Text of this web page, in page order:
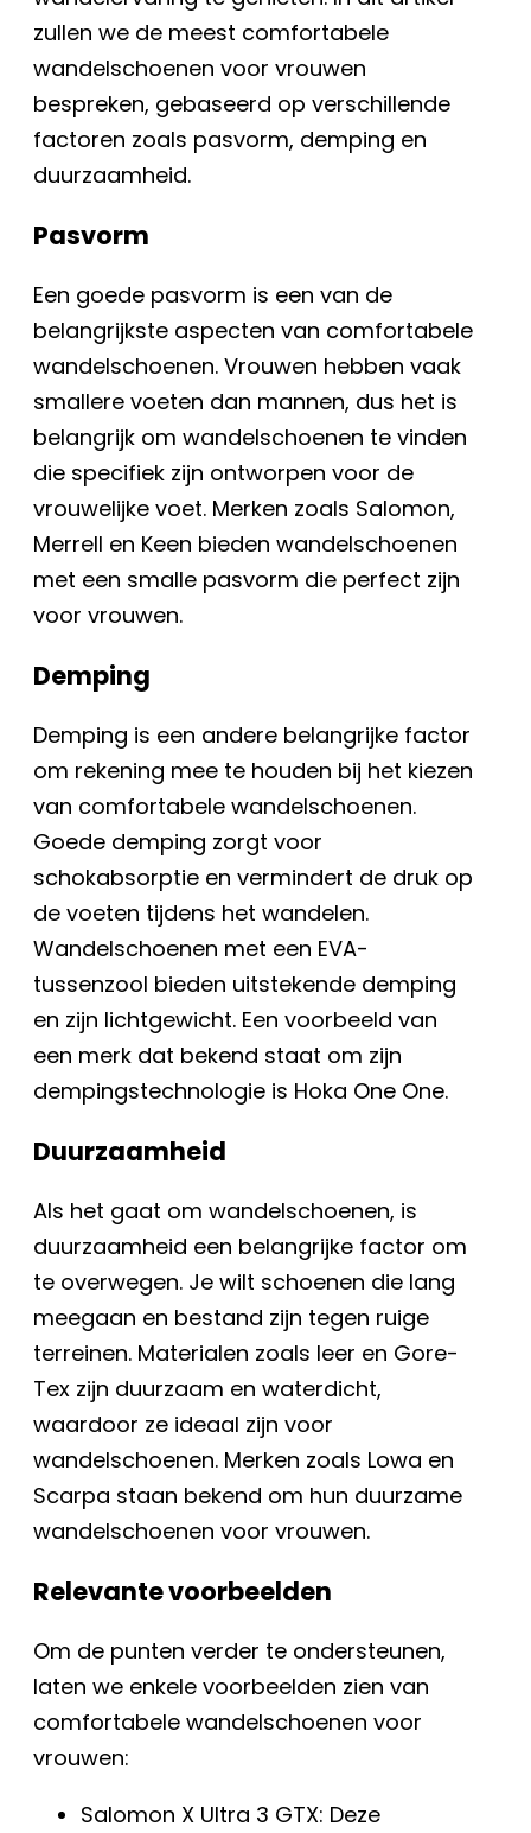
zullen we de meest comfortabele
wandelschoenen voor vrouwen
bespreken, gebaseerd op verschillende
factoren zoals pasvorm, demping en
duurzaamheid.
Pasvorm
Een goede pasvorm is een van de
belangrijkste aspecten van comfortabele
wandelschoenen. Vrouwen hebben vaak
smallere voeten dan mannen, dus het is
belangrijk om wandelschoenen te vinden
die specifiek zijn ontworpen voor de
vrouwelijke voet. Merken zoals Salomon,
Merrell en Keen bieden wandelschoenen
met een smalle pasvorm die perfect zijn
voor vrouwen.
Demping
Demping is een andere belangrijke factor
om rekening mee te houden bij het kiezen
van comfortabele wandelschoenen.
Goede demping zorgt voor
schokabsorptie en vermindert de druk op
de voeten tijdens het wandelen.
Wandelschoenen met een EVA-
tussenzool bieden uitstekende demping
en zijn lichtgewicht. Een voorbeeld van
een merk dat bekend staat om zijn
dempingstechnologie is Hoka One One.
Duurzaamheid
Als het gaat om wandelschoenen, is
duurzaamheid een belangrijke factor om
te overwegen. Je wilt schoenen die lang
meegaan en bestand zijn tegen ruige
terreinen. Materialen zoals leer en Gore-
Tex zijn duurzaam en waterdicht,
waardoor ze ideaal zijn voor
wandelschoenen. Merken zoals Lowa en
Scarpa staan bekend om hun duurzame
wandelschoenen voor vrouwen.
Relevante voorbeelden
Om de punten verder te ondersteunen,
laten we enkele voorbeelden zien van
comfortabele wandelschoenen voor
vrouwen:
Salomon X Ultra 3 GTX: Deze